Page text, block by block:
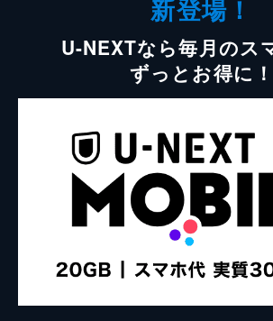
新登場！
U-NEXTなら毎月のス
ずっとお得に！